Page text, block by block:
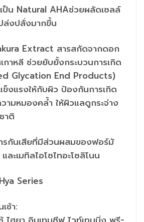
ป็น Natural AHAช่วยผลัดเซลล์
ล่งปลั่งมากขึ้น
Extract สารสกัดจากดอก
เกาหลี ช่วยยับยั้งกระบวนการเกิด
Glycation End Products)
งแรงให้กับผิว ป้องกันการเกิด
ามหมองคล้ำ ให้ผิวแลดูกระจ่าง
าติ
รกันเสียที่มีส่วนผสมของฟอร์มั
ละเมทิลไอโซไทอะโซลิโนน
Series
ช้า: